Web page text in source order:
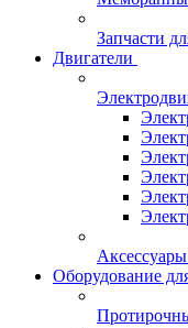
Запчасти
Двигатели
Оборудование